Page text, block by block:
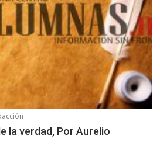
la verdad, Por Aurelio